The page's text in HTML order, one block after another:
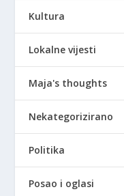
Kultura
Lokalne vijesti
Maja's thoughts
Nekategorizirano
Politika
Posao i oglasi